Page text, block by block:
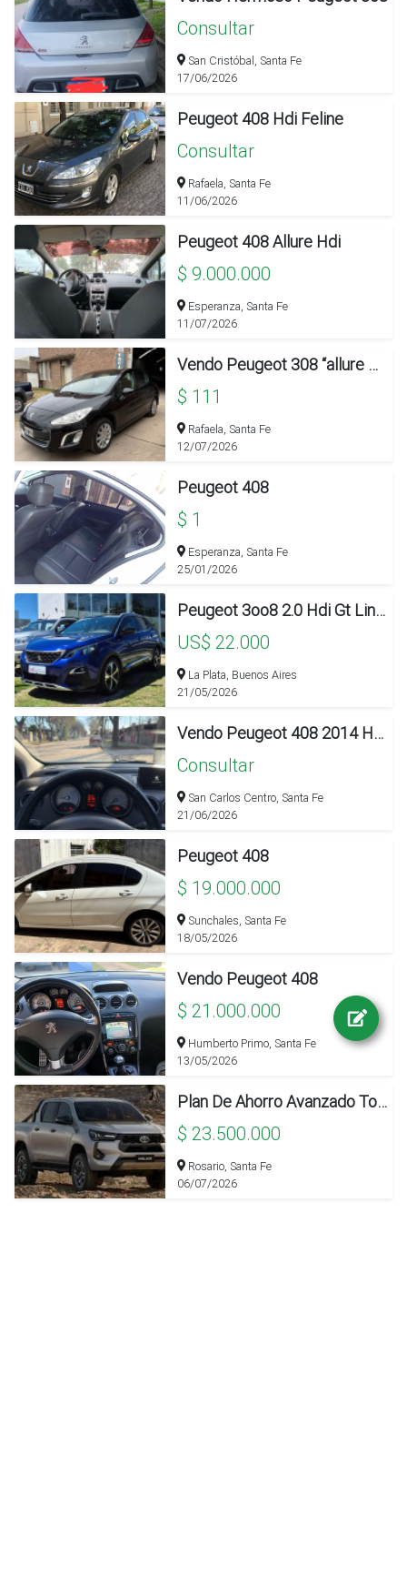
Consultar
San Cristóbal, Santa Fe
17/06/2026
Peugeot 408 Hdi Feline
Consultar
Rafaela, Santa Fe
11/06/2026
Peugeot 408 Allure Hdi
$ 9.000.000
Esperanza, Santa Fe
11/07/2026
Vendo Peugeot 308 “allure Mas”
$ 111
Rafaela, Santa Fe
12/07/2026
Peugeot 408
$ 1
Esperanza, Santa Fe
25/01/2026
Peugeot 3oo8 2.0 Hdi Gt Line Tip L17 2018
US$ 22.000
La Plata, Buenos Aires
21/05/2026
Vendo Peugeot 408 2014 Hdi 1.6 Allure +nav
Consultar
San Carlos Centro, Santa Fe
21/06/2026
Peugeot 408
$ 19.000.000
Sunchales, Santa Fe
18/05/2026
Vendo Peugeot 408
$ 21.000.000
Humberto Primo, Santa Fe
13/05/2026
Plan De Ahorro Avanzado Toyota Hilux 4x2
$ 23.500.000
Rosario, Santa Fe
06/07/2026